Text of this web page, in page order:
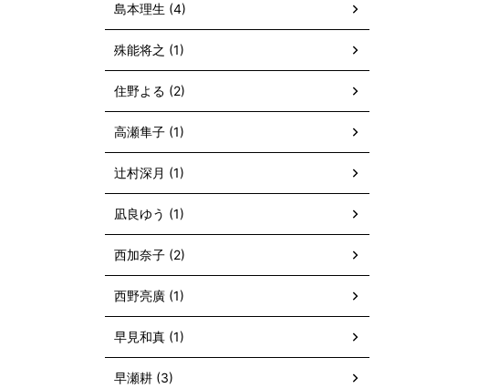
島本理生 (4)
殊能将之 (1)
住野よる (2)
高瀬隼子 (1)
辻村深月 (1)
凪良ゆう (1)
西加奈子 (2)
西野亮廣 (1)
早見和真 (1)
早瀬耕 (3)